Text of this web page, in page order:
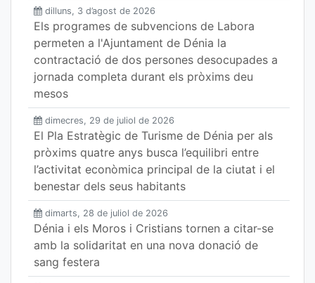
dilluns, 3 d’agost de 2026
Els programes de subvencions de Labora
permeten a l'Ajuntament de Dénia la
contractació de dos persones desocupades a
jornada completa durant els pròxims deu
mesos
dimecres, 29 de juliol de 2026
El Pla Estratègic de Turisme de Dénia per als
pròxims quatre anys busca l’equilibri entre
l’activitat econòmica principal de la ciutat i el
benestar dels seus habitants
dimarts, 28 de juliol de 2026
Dénia i els Moros i Cristians tornen a citar-se
amb la solidaritat en una nova donació de
sang festera